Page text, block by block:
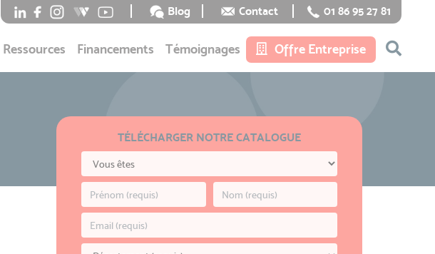
Blog Contact 01 86 95 27 81
Ressources Financements Témoignages Offre Entreprise
TÉLÉCHARGER NOTRE CATALOGUE